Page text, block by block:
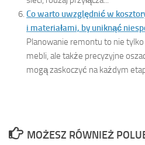
Co warto uwzględnić w
i materiałami, by uniknąć
Planowanie remontu to nie
mebli, ale także precyzyjne
mogą zaskoczyć na każdym
MOŻESZ RÓWNIEŻ